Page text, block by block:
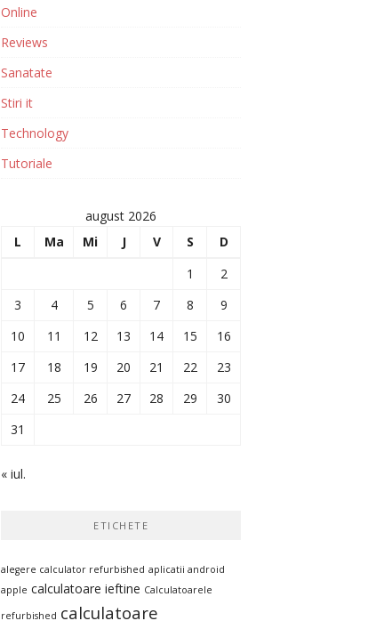
Online
Reviews
Sanatate
Stiri it
Technology
Tutoriale
august 2026
L
Ma Mi J V S
D
1
2
3
4 5 6 7 8
9
10
11 12 13 14 15
16
17
18 19 20 21 22
23
24
25 26 27 28 29
30
31
« iul.
ETICHETE
alegere calculator refurbished aplicatii android
apple calculatoare ieftine Calculatoarele
refurbished calculatoare